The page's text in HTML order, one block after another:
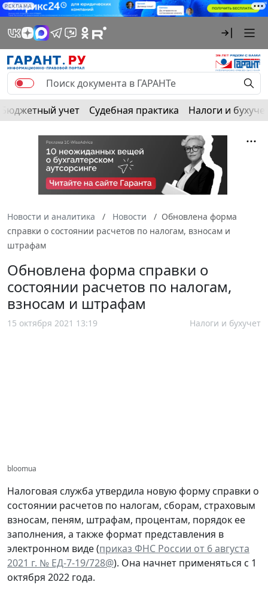
РЕКЛАМА
Бюджетный учет Судебная практика Налоги и
Новости и аналитика Новости
Обновлена форма
справки о состоянии расчетов по налогам, взносам и
штрафам
Обновлена форма справки о
состоянии расчетов по налогам,
взносам и штрафам
15 октября 2021 13:19 Налоги и бухучет
bloomua
Налоговая служба утвердила новую форму справки о
состоянии расчетов по налогам, сборам, страховым
взносам, пеням, штрафам, процентам, порядок ее
заполнения, а также формат представления в
электронном виде (приказ ФНС России от 6 августа
2021 г. № ЕД-7-19/728@). Она начнет применяться с 1
октября 2022 года.